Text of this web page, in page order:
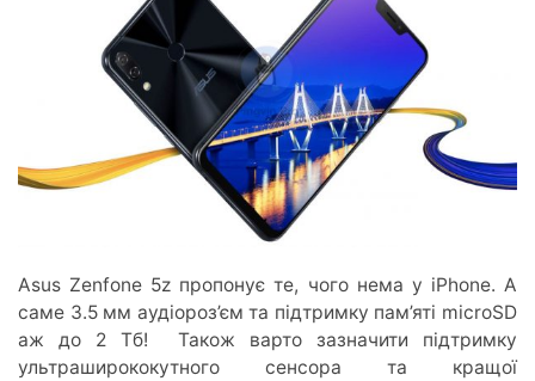
Asus Zenfone 5z пропонує те, чого нема у iPhone. А
саме 3.5 мм аудіороз’єм та підтримку пам’яті microSD
аж до 2 Тб! Також варто зазначити підтримку
ультраширококутного сенсора та кращої